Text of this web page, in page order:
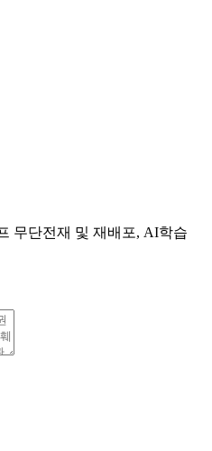
무단전재 및 재배포, AI학습